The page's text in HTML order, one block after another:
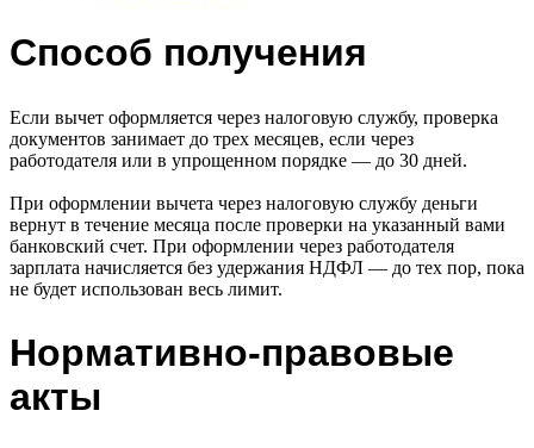
Способ получения
Если вычет оформляется через налоговую службу, проверка
документов занимает до трех месяцев, если через
работодателя или в упрощенном порядке — до 30 дней.
При оформлении вычета через налоговую службу деньги
вернут в течение месяца после проверки на указанный вами
банковский счет. При оформлении через работодателя
зарплата начисляется без удержания НДФЛ — до тех пор, пока
не будет использован весь лимит.
Нормативно-правовые
акты